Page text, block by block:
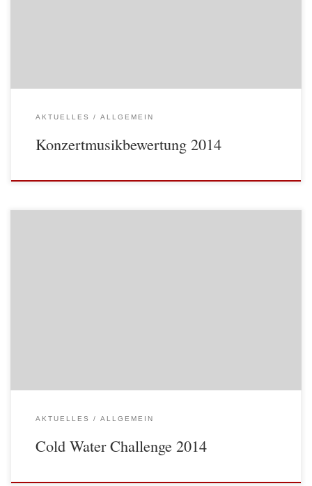
AKTUELLES ALLGEMEIN
Konzertmusikbewertung 2014
AKTUELLES ALLGEMEIN
Cold Water Challenge 2014